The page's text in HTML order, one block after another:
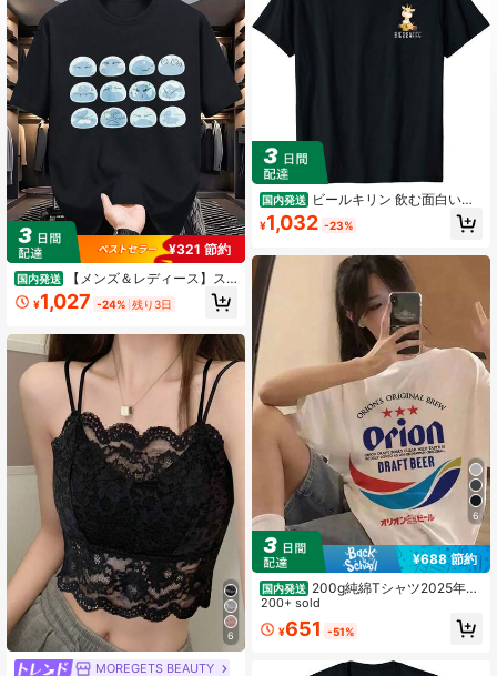
¥321 節約
国内発送
【メンズ＆レディース】ス
ライム リムル アニメシャツ - ブラッ
ク。 8種類の表情のスライムとリム
普段使い、アニメコンベンションに
最適。 スライムファンへのテーマギ
フトにも。 レギュラーフィット。
¥1,027 -24% 残り3日
6
MOREGETS BEAUTY
国内発送 ビールキリン 飲む面白いビ
ールを飲む人の言葉 Tシャツ
¥1,032 -23%
6
¥688 節約
国内発送 200g純綿Tシャツ2025年夏
レディース新作半袖純綿ホリデー柄
半袖丸首カップル着用小シャツトッ
プス
200+ sold
¥651 -51%